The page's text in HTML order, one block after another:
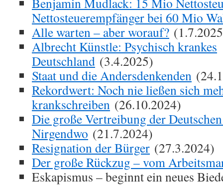
Nettosteuerempfänger bei 60 Mio
Alle warten – aber worauf?
Albrecht Künstle: Psychisch krankes
Deutschland (3.4.2025)
Staat und die Andersdenkenden
Rekordwert: Noch nie ließen sich
krankschreiben (26.10.2024)
Die große Vertreibung der
Nirgendwo (21.7.2024)
Resignation der Bürger (27.3.2024)
Der große Rückzug – vom
Eskapismus – beginnt ein neues